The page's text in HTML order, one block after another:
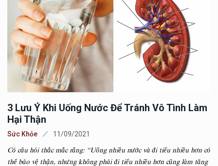
3 Lưu Ý Khi Uống Nước Để Tránh Vô Tình Làm
Hại Thận
Sức Khỏe 11/09/2021
Có câu hỏi thắc mắc rằng: “Uống nhiều nước và đi tiểu nhiều hơn có
thể bảo vệ thận, nhưng không phải đi tiểu nhiều hơn cũng làm tăng